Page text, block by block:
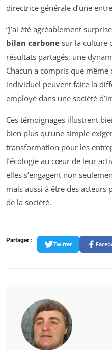
directrice générale d’une
“J’ai été agréablement
bilan carbone sur la culture
résultats partagés, une
Chacun a compris que
individuel peuvent faire la
employé dans une société
Ces témoignages illustrent
bien plus qu’une simple
transformation pour les
l’écologie au cœur de leur
elles s’engagent non
mais aussi à être des acteurs
de la société.
Partager :
Twitter